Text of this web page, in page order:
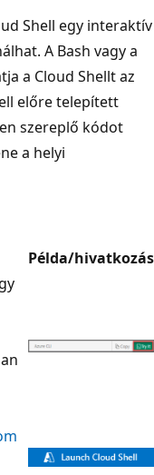
Shell egy interaktív
A Bash vagy a
a Cloud Shellt az
előre telepített
szereplő kódot
a helyi
Példa/hivatkozás